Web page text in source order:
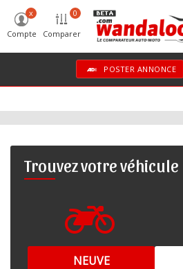
x
Compte
0
Comparer
POSTER ANNONCE
Trouvez votre véhicule
NEUVE